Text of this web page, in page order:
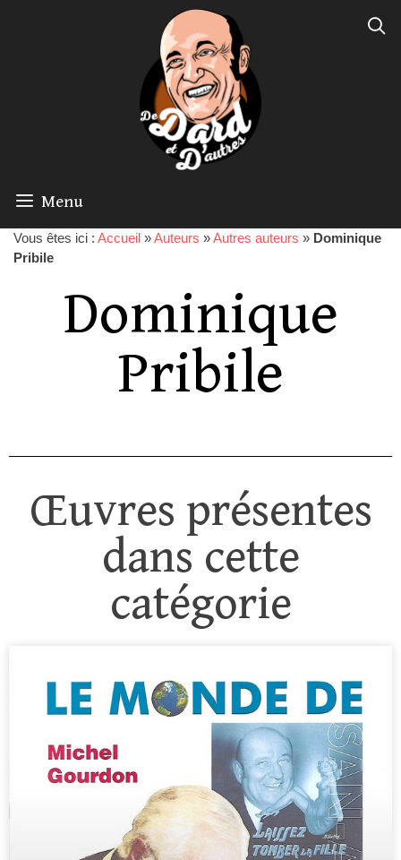
Menu
Vous êtes ici : Accueil »Auteurs »Autres auteurs » Dominique
Pribile
Dominique
Pribile
Œuvres présentes
dans cette
catégorie